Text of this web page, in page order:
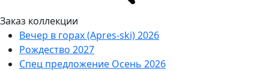
Заказ коллекции
Вечер в горах (Apres-ski) 2026
Рождество 2027
Спец предложение Осень 2026